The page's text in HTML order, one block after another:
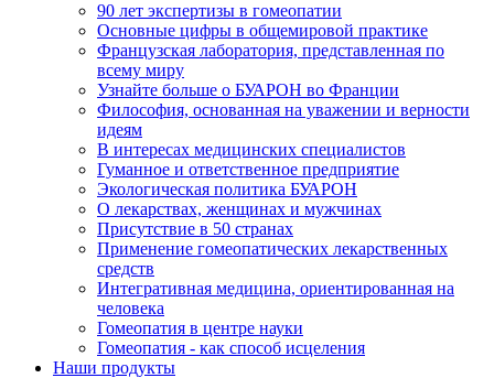
90 лет экспертизы в гомеопатии
Основные цифры в общемировой практике
Французская лаборатория, представленная по
всему миру
Узнайте больше о БУАРОН во Франции
Философия, основанная на уважении и верности
идеям
В интересах медицинских специалистов
Гуманное и ответственное предприятие
Экологическая политика БУАРОН
О лекарствах, женщинах и мужчинах
Присутствие в 50 странах
Применение гомеопатических лекарственных
средств
Интегративная медицина, ориентированная на
человека
Гомеопатия в центре науки
Гомеопатия - как способ исцеления
Наши продукты